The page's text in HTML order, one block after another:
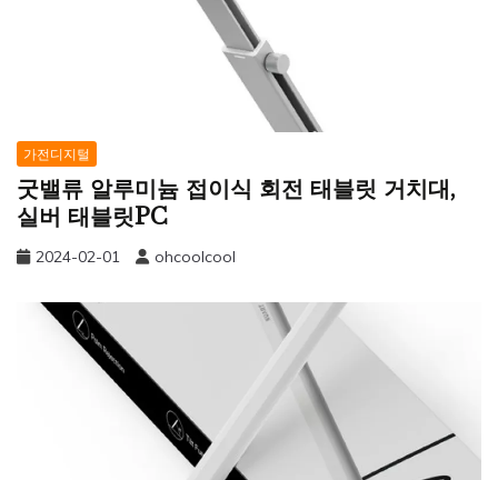
가전디지털
굿밸류 알루미늄 접이식 회전 태블릿 거치대,
실버 태블릿PC
2024-02-01 ohcoolcool